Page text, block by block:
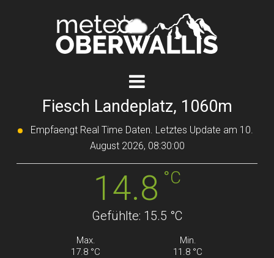
Fiesch Landeplatz, 1060m
Empfaengt Real Time Daten. Letztes Update am 10.
August 2026, 08:30:00
14.8 °C
Gefühlte: 15.5 °C
Max.
Min.
17.8 °C
11.8 °C